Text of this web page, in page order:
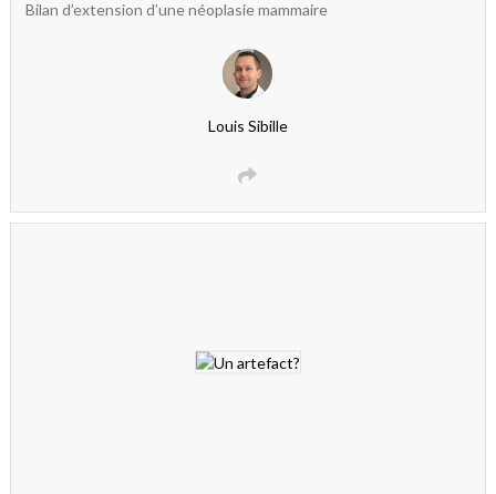
Bilan d’extension d’une néoplasie mammaire
Louis Sibille